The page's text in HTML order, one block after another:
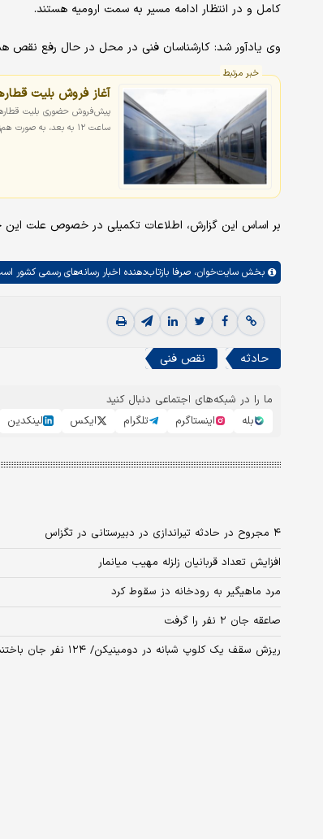
کامل و در انتظار ادامه مسیر به سمت ارومیه هستند.
وی یادآور شد: کارشناسان فنی در محل در حال رفع نقص
خبر مرتبط
آغاز فروش بلیت
ساعت ۱۲ به بعد، به صورت هم‌زمان پیش فروش ادامه خواهد داشت.
بر اساس این گزارش، اطلاعات تکمیلی در خصوص علت
بخش سایت‌خوان، صرفا بازتاب‌دهنده اخبار رسانه‌های رسمی کشور
حادثه نقص فنی
ما را در شبکه‌های اجتماعی دنبال کنید
بله
اینستاگرم تلگرام ایکس لینکدین
۴ مجروح در حادثه تیراندازی در دبیرستانی در تگزاس
افزایش تعداد قربانیان زلزله مهیب میانمار
مرد ماهیگیر به رودخانه دز سقوط کرد
صاعقه جان ۲ نفر را گرفت
ریزش سقف یک کلوپ شبانه در دومینیکن/ ۱۲۴ نفر جان باختند